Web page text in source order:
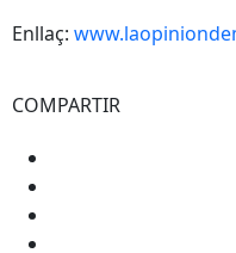
Enllaç:
COMPARTIR